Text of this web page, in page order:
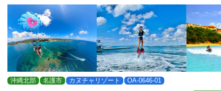
沖縄北部 名護市 カヌチャリゾート OA-0646-01